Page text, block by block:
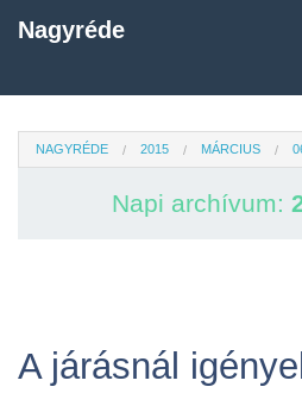
Nagyréde
NAGYRÉDE 2015 MÁRCIUS
Napi archívum:
A járásnál